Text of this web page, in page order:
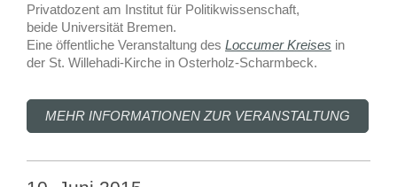
Privatdozent am Institut für Politikwissenschaft,
beide Universität Bremen.
Eine öffentliche Veranstaltung des Loccumer Kreises in
der St. Willehadi-Kirche in Osterholz-Scharmbeck.
MEHR INFORMATIONEN ZUR VERANSTALTUNG